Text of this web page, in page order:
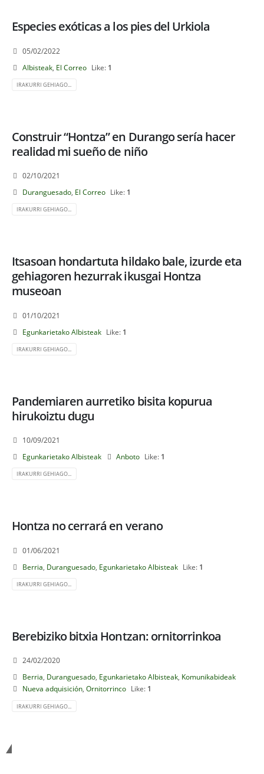
Especies exóticas a los pies del Urkiola
05/02/2022
Albisteak, El Correo Like: 1
IRAKURRI GEHIAGO...
Construir “Hontza” en Durango sería hacer
realidad mi sueño de niño
02/10/2021
Duranguesado, El Correo Like: 1
IRAKURRI GEHIAGO...
Itsasoan hondartuta hildako bale, izurde eta
gehiagoren hezurrak ikusgai Hontza
museoan
01/10/2021
Egunkarietako Albisteak Like: 1
IRAKURRI GEHIAGO...
Pandemiaren aurretiko bisita kopurua
hirukoiztu dugu
10/09/2021
Egunkarietako Albisteak
Anboto Like: 1
IRAKURRI GEHIAGO...
Hontza no cerrará en verano
01/06/2021
Berria Duranguesado, Egunkarietako Albisteak Like: 1
IRAKURRI GEHIAGO...
Berebiziko bitxia Hontzan: ornitorrinkoa
24/02/2020
Berria, Duranguesado, Egunkarietako Albisteak, Komunikabideak
Nueva adquisición, Ornitorrinco Like: 1
IRAKURRI GEHIAGO...